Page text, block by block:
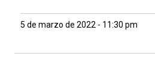
5 de marzo de 2022 - 11:30 pm